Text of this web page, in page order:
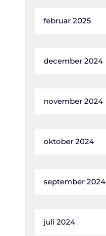
februar 2025
december 2024
november 2024
oktober 2024
september 2024
juli 2024